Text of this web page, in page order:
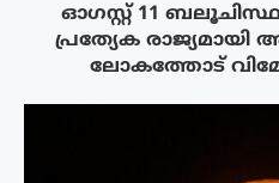
ഓഗസ്റ്റ് 11
പ്രത്യേക രാജ്യമായി
ലോകത്തോട്